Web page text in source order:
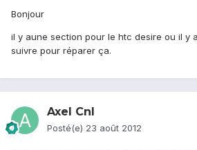
Bonjour
il y aune section pour le htc desire ou il y
suivre pour réparer ça.
Axel Cnl
Posté(e) 23 août 2012